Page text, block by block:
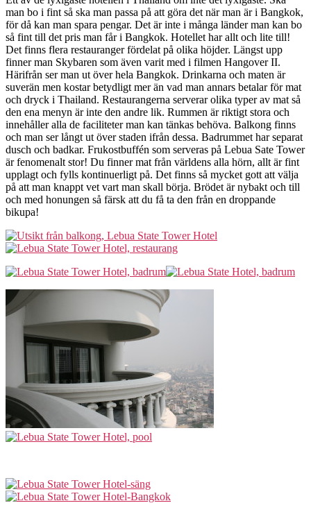
man bo i fint så ska man passa på att göra det när man är i Bangkok,
för då kan man spara pengar. Det är inte i många länder man kan bo
så fint till det pris man får i Bangkok. Hotellet har allt och lite till!
Det finns flera restauranger fördelat på olika höjder. Längst upp
finner man Skybaren som även varit med i filmen Hangover II.
Härifrån ser man ut över hela Bangkok. Drinkarna och maten är
suverän men kostar betydligt mer än vad man annars betalar för mat
och dryck i Thailand. Restaurangerna serverar olika typer av mat så
den ena menyn är inte den andre lik. Rummen är riktigt stora och
innehåller alla de faciliteter man kan tänkas behöva. Balkong finns
och man ser långt ut över staden ifrån dessa. Badrummet har separat
dusch och badkar. Frukostbuffén som serveras på Lebua Sate Tower
är fenomenalt stor! Du finner mat från världens alla hörn, allt är fint
upplagt och fylls kontinuerligt på. Det finns så mycket gott att välja
på att man knappt vet vart man skall börja. Brödet är nybakt och till
och med honungen så färsk att du få ta den från en droppande
bikupa!